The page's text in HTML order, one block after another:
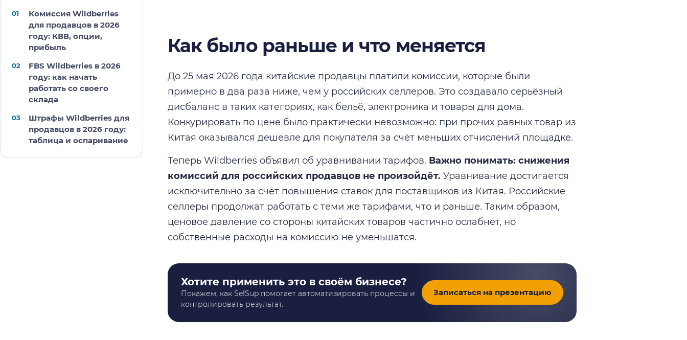
Комиссия Wildberries
для продавцов в 2026
году: КВВ, опции,
прибыль
FBS Wildberries в 2026
году: как начать
работать со своего
склада
Штрафы Wildberries для
продавцов в 2026 году:
таблица и оспаривание
Как было раньше и что меняется
До 25 мая 2026 года китайские продавцы платили комиссии, которые были
примерно в два раза ниже, чем у российских селлеров. Это создавало серьёзный
дисбаланс в таких категориях, как бельё, электроника и товары для дома.
Конкурировать по цене было практически невозможно: при прочих равных товар из
Китая оказывался дешевле для покупателя за счёт меньших отчислений площадке.
Теперь Wildberries объявил об уравнивании тарифов. Важно понимать: снижения
комиссий для российских продавцов не произойдёт. Уравнивание достигается
исключительно за счёт повышения ставок для поставщиков из Китая. Российские
селлеры продолжат работать с теми же тарифами, что и раньше. Таким образом,
ценовое давление со стороны китайских товаров частично ослабнет, но
собственные расходы на комиссию не уменьшатся.
Хотите применить это в своём бизнесе?
Покажем, как SelSup помогает автоматизировать процессы и
контролировать результат.
Записаться на презентацию